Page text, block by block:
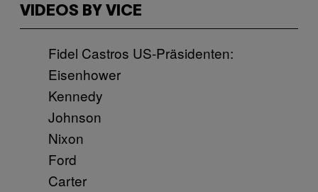
VIDEOS BY VICE
Fidel Castros US-Präsidenten:
Eisenhower
Kennedy
Johnson
Nixon
Ford
Carter